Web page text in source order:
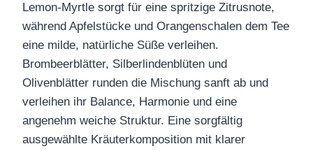
Lemon-Myrtle sorgt für eine spritzige Zitrusnote,
während Apfelstücke und Orangenschalen dem Tee
eine milde, natürliche Süße verleihen.
Brombeerblätter, Silberlindenblüten und
Olivenblätter runden die Mischung sanft ab und
verleihen ihr Balance, Harmonie und eine
angenehm weiche Struktur. Eine sorgfältig
ausgewählte Kräuterkomposition mit klarer